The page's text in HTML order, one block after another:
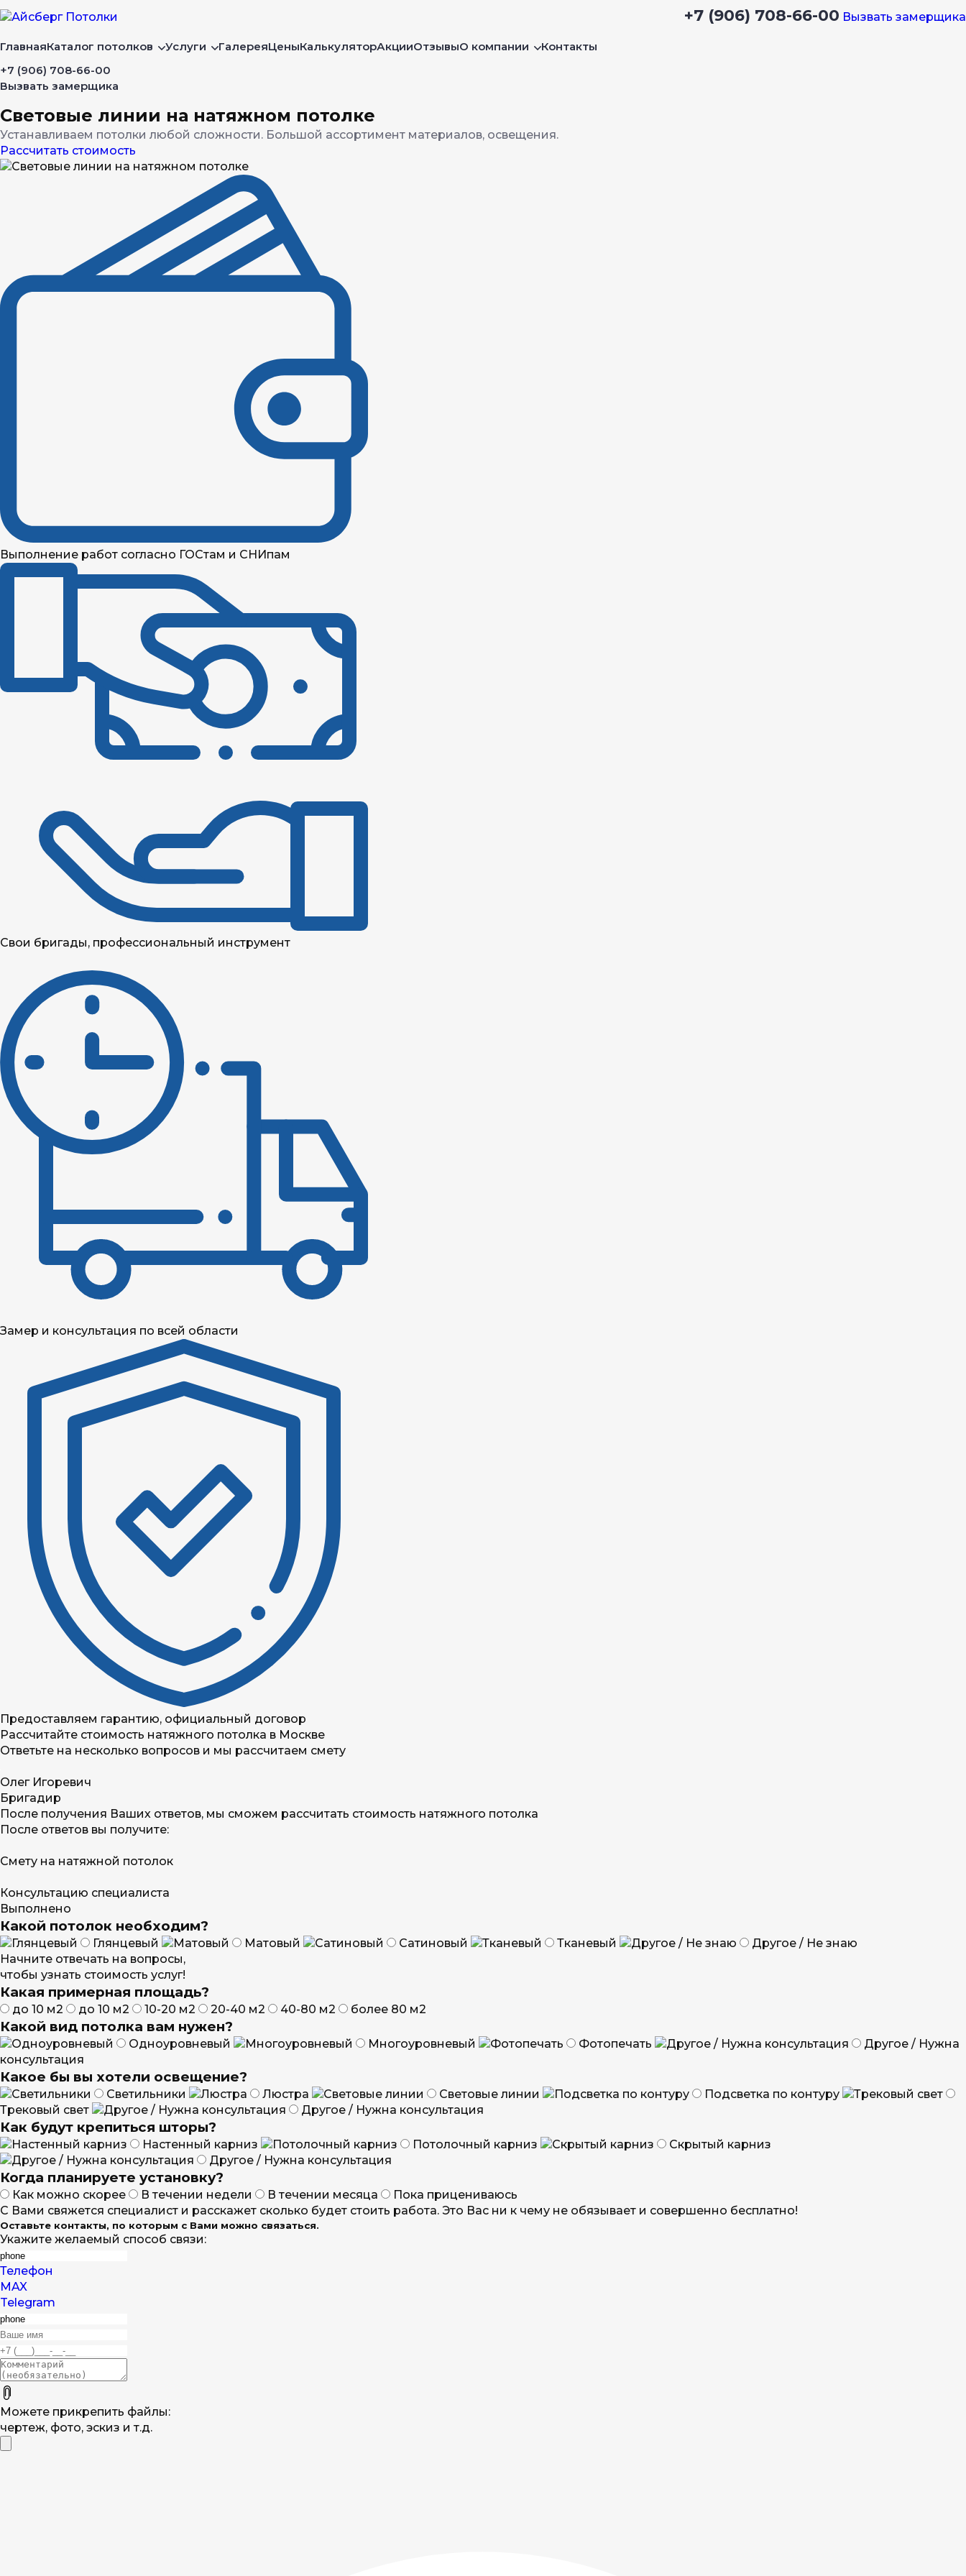
+7 (906) 708-66-00 Вызвать замерщика
ГлавнаяКаталог потолков Услуги ГалереяЦеныКалькуляторАкцииОтзывыО компании
Контакты
+7 (906) 708-66-00
Вызвать замерщика
Световые линии на натяжном потолке
Устанавливаем потолки любой сложности. Большой ассортимент материалов, освещения.
Рассчитать стоимость
Выполнение работ согласно ГОСтам и СНИпам
Свои бригады, профессиональный инструмент
Замер и консультация по всей области
Предоставляем гарантию, официальный договор
Рассчитайте стоимость натяжного потолка в Москве
Ответьте на несколько вопросов и мы рассчитаем смету
Олег Игоревич
Бригадир
После получения Ваших ответов, мы сможем рассчитать стоимость натяжного потолка
После ответов вы получите:
Смету на натяжной потолок
Консультацию специалиста
Выполнено
Какой потолок необходим?
Глянцевый Матовый Сатиновый Тканевый
Другое / Не знаю
Начните отвечать на вопросы,
чтобы узнать стоимость услуг!
Какая примерная площадь?
до 10 м2 до 10 м2 10-20 м2 20-40 м2 40-80 м2 более 80 м2
Какой вид потолка вам нужен?
Одноуровневый Многоуровневый Фотопечать
Другое / Нужна
консультация
Какое бы вы хотели освещение?
Светильники Люстра Световые линии
Подсветка по контуру
Трековый свет
Другое / Нужна консультация
Как будут крепиться шторы?
Настенный карниз Потолочный карниз
Скрытый карниз
Другое / Нужна консультация
Когда планируете установку?
Как можно скорее В течении недели В течении месяца
Пока прицениваюсь
С Вами свяжется специалист и расскажет сколько будет стоить работа. Это Вас ни к чему не обязывает и совершенно бесплатно!
Оставьте контакты, по которым с Вами можно связаться.
Укажите желаемый способ связи:
Телефон
MAX
Telegram
Можете прикрепить файлы:
чертеж, фото, эскиз и т.д.